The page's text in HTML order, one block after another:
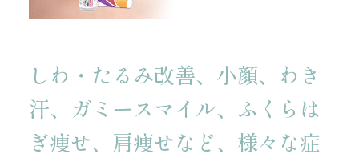
しわ・たるみ改善、小顔、わき
汗、ガミースマイル、 ふくらは
ぎ痩せ、肩痩せなど、様々な症